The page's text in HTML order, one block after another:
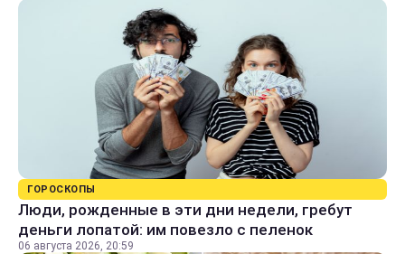
ГОРОСКОПЫ
Люди, рожденные в эти дни недели, гребут
деньги лопатой: им повезло с пеленок
06 августа 2026, 20:59